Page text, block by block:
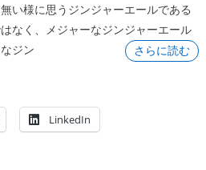
い様に思うジンジャーエールである
なく、メジャーなジンジャーエール
ジン
さらに読む
LinkedIn